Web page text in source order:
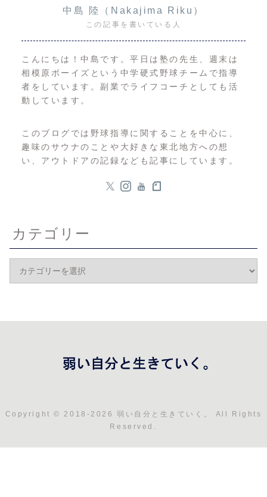
中島 陸（Nakajima Riku）
この記事を書いている人
こんにちは！中島です。平日は塾の先生、週末は
相模原ボーイズという中学硬式野球チームで指導
者をしています。副業でライフコーチとしても活
動しています。
このブログでは野球指導に関することを中心に、
趣味のサウナのことや大好きな東北地方への想
い、アウトドアの記録なども記事にしています。
カテゴリー
Copyright © 2018-2026 弱い自分と生きていく。 All Rights
Reserved.